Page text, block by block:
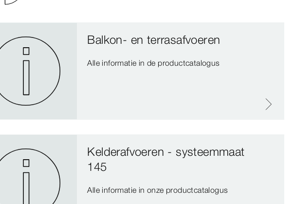
Balkon- en terrasafvoeren
Alle informatie in de productcatalogus
Kelderafvoeren - systeemmaat
145
Alle informatie in onze productcatalogus